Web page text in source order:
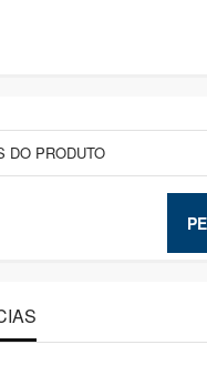
DO PRODUTO